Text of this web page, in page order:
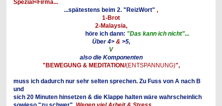
Spezial<Firma...
...spätestens beim 2. "ReizWort" ,
1-Brot
2-Malaysia,
höre ich dann: "Das kann ich nicht"...
Über 4> & >5,
V
also die Komponenten
"BEWEGUNG & MEDITATION/(ENTSPANNUNG)",
muss ich dadurch nur sehr selten sprechen. Zu Fuss von A nach B
und
sich 20 Minuten hinsetzen & die Klappe halten wäre wahrscheinlich